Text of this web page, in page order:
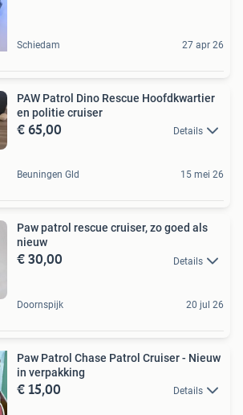
Schiedam 27 apr 26
PAW Patrol Dino Rescue Hoofdkwartier
en politie cruiser
€ 65,00 Details
Beuningen Gld 15 mei 26
Paw patrol rescue cruiser, zo goed als
nieuw
€ 30,00 Details
Doornspijk 20 jul 26
Paw Patrol Chase Patrol Cruiser - Nieuw
in verpakking
€ 15,00 Details